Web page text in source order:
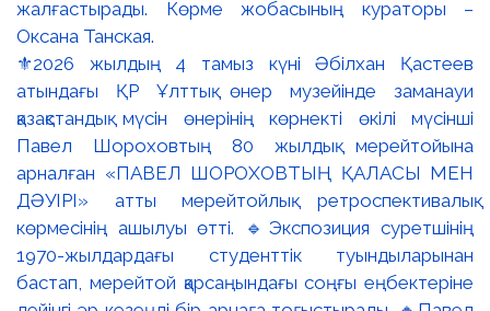
⚜️2026 жылдың 4 тамыз күні Әбілхан Қастеев
атындағы ҚР Ұлттық өнер музейінде заманауи
қазақстандық мүсін өнерінің көрнекті өкілі мүсінші
Павел Шороховтың 80 жылдық мерейтойына
арналған «ПАВЕЛ ШОРОХОВТЫҢ ҚАЛАСЫ МЕН
ДӘУІРІ» атты мерейтойлық ретроспективалық
көрмесінің ашылуы өтті. 🔹Экспозиция суретшінің
1970-жылдардағы студенттік туындыларынан
бастап, мерейтой қарсаңындағы соңғы еңбектеріне